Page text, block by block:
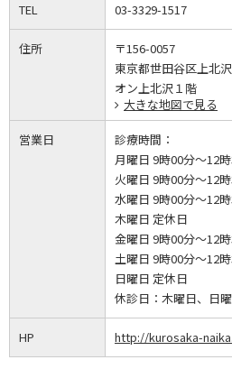
TEL 03-3329-1517
住所
〒156-0057
東京都世田谷区上北
オン上北沢１階
大きな地図で見る
営業日
診療時間：
月曜日 9時00分～12
火曜日 9時00分～12
水曜日 9時00分～12
木曜日 定休日
金曜日 9時00分～12
土曜日 9時00分～12
日曜日 定休日
休診日： 木曜日、日
HP http://kurosaka-